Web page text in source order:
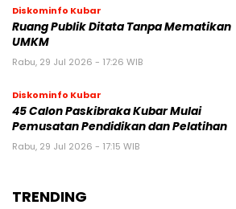
Diskominfo Kubar
Ruang Publik Ditata Tanpa Mematikan
UMKM
Rabu, 29 Jul 2026 - 17:26 WIB
Diskominfo Kubar
45 Calon Paskibraka Kubar Mulai
Pemusatan Pendidikan dan Pelatihan
Rabu, 29 Jul 2026 - 17:15 WIB
TRENDING